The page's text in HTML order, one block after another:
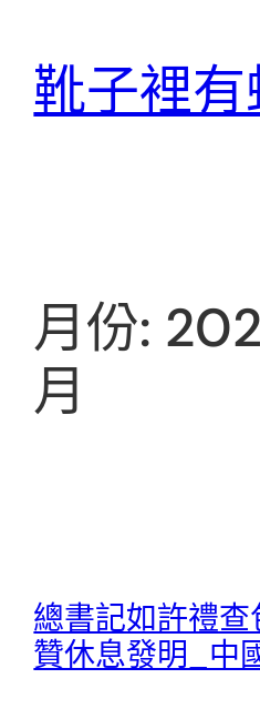
靴子裡有
月份:
月
總書記如許禮
贊休息發明_中